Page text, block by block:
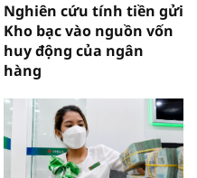
Nghiên cứu tính tiền gửi
Kho bạc vào nguồn vốn
huy động của ngân
hàng